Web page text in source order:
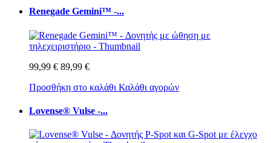
Renegade Gemini™ -...
99,99 € 89,99 €
Προσθήκη στο καλάθι Καλάθι αγορών
Lovense® Vulse -...